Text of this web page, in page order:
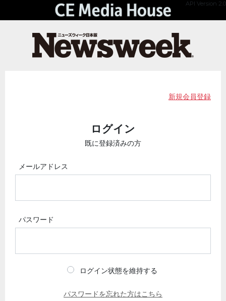
API Version 2.0
新規会員登録
ログイン
既に登録済みの方
メールアドレス
パスワード
ログイン状態を維持する
パスワードを忘れた方はこちら